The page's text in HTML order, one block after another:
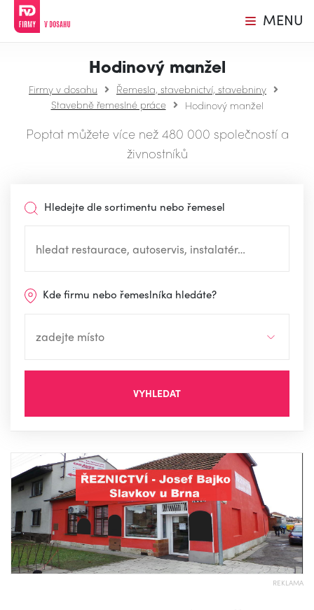
MENU
Hodinový manžel
Firmy v dosahu
Řemesla, stavebnictví, stavebniny
Stavebně řemeslné práce
Hodinový manžel
Poptat můžete více než 480 000 společností a
živnostníků
Hledejte dle sortimentu nebo řemesel
Kde firmu nebo řemeslníka hledáte?
VYHLEDAT
REKLAMA